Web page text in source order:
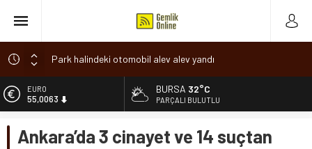
Park halindeki otomobil alev alev yandı
Osmangazi’de baharın müjdesi ‘Hıdırellez’ coşkuyla kutlandı
7 aylık hamileyken evden çıktı, sırra kadem bastı
Romanya’da Hıdırellez Coşkusu
ALTIN
6.543,59
13.798,82
BURSA 32°C
PARÇALI BULUTLU
Ankara’da 3 cinayet ve 14 suçtan